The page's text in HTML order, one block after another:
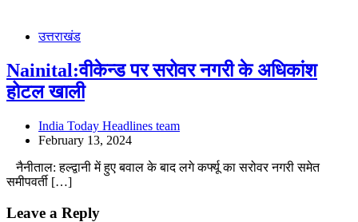
उत्तराखंड
Nainital:वीकेन्ड पर सरोवर नगरी के अधिकांश
होटल खाली
India Today Headlines team
February 13, 2024
नैनीताल: हल्द्वानी में हुए बवाल के बाद लगे कर्फ्यू का सरोवर नगरी समेत
समीपवर्ती […]
Leave a Reply